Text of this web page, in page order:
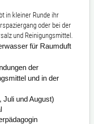
in kleiner Runde ihr
oder bei der
und Reinigungsmittel.
für Raumduft
der
und in der
Juli und August)